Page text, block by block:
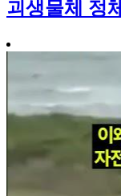
괴생물체 정체